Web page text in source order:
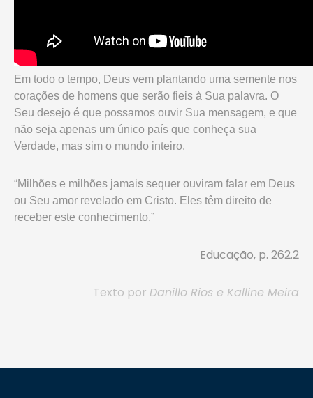
Em todo o tempo, Deus vem plantando uma semente nos
corações de homens que serão fieis à Sua palavra. O
Seu desejo é que possamos ouvir Sua mensagem, e que
não seja apenas um único país que conheça sua
Verdade, mas sim o mundo inteiro.
“Milhões e milhões jamais sequer ouviram falar em Deus
ou Seu amor revelado em Cristo. Eles têm direito de
receber este conhecimento.”
Educação, p. 262.2
Texto por Danillo Rios e Kalline Meira